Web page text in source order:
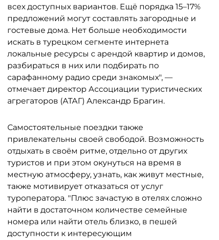
всех доступных вариантов. Ещё порядка 15–17%
предложений могут составлять загородные и
гостевые дома. Нет больше необходимости
искать в турецком сегменте интернета
локальные ресурсы с арендой квартир и домов,
разбираться в них или подбирать по
сарафанному радио среди знакомых", —
отмечает директор Ассоциации туристических
агрегаторов (АТАГ) Александр Брагин.
Самостоятельные поездки также
привлекательны своей свободой. Возможность
отдыхать в своём ритме, отдельно от других
туристов и при этом окунуться на время в
местную атмосферу, узнать, как живут местные,
также мотивирует отказаться от услуг
туроператора. "Плюс зачастую в отелях сложно
найти в достаточном количестве семейные
номера или найти отель близко, в пешей
доступности к интересующим